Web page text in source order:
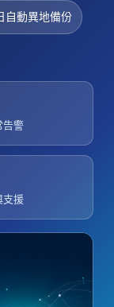
自動異地備份
告警
支援